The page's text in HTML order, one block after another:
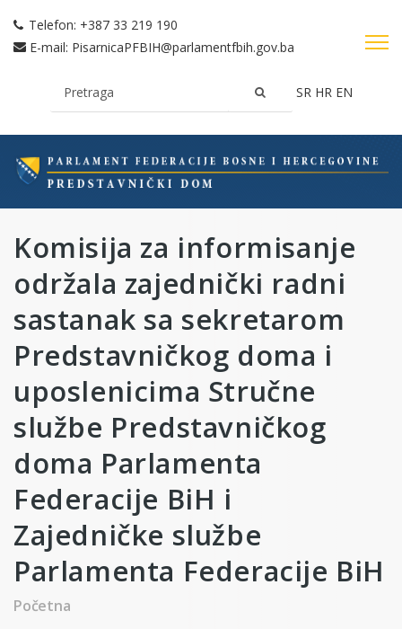
Telefon: +387 33 219 190
E-mail: PisarnicaPFBIH@parlamentfbih.gov.ba
SR HR EN
Komisija za informisanje
održala zajednički radni
sastanak sa sekretarom
Predstavničkog doma i
uposlenicima Stručne
službe Predstavničkog
doma Parlamenta
Federacije BiH i
Zajedničke službe
Parlamenta Federacije BiH
Početna